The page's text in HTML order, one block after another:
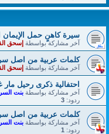
سيرة كاهنٍ حمل الإيمان
آخر مشاركة بواسطة إسحق
كلمات عربية من اصل
آخر مشاركة بواسطة إسحق
احتفالية ذكرى رحيل
آخر مشاركة بواسطة بنت
ردود: 3
كلمات عربية من اصل
آخر مشاركة بواسطة بنت
ردود: 1